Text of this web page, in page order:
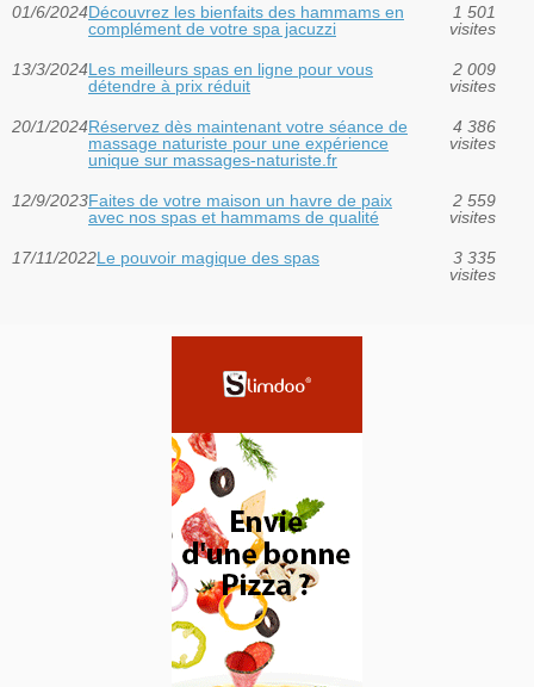
01/6/2024Découvrez les bienfaits des hammams en
complément de votre spa jacuzzi
1 501
visites
13/3/2024Les meilleurs spas en ligne pour vous
détendre à prix réduit
2 009
visites
20/1/2024Réservez dès maintenant votre séance de
massage naturiste pour une expérience
unique sur massages-naturiste.fr
4 386
visites
12/9/2023Faites de votre maison un havre de paix
avec nos spas et hammams de qualité
2 559
visites
17/11/2022Le pouvoir magique des spas
3 335
visites